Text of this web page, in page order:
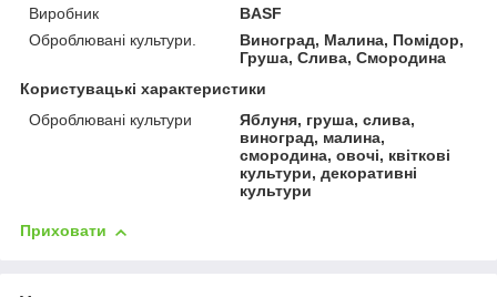
Виробник
BASF
Оброблювані культури.
Виноград, Малина, Помідор,
Груша, Слива, Смородина
Користувацькі характеристики
Оброблювані культури
Яблуня, груша, слива,
виноград, малина,
смородина, овочі, квіткові
культури, декоративні
культури
Приховати